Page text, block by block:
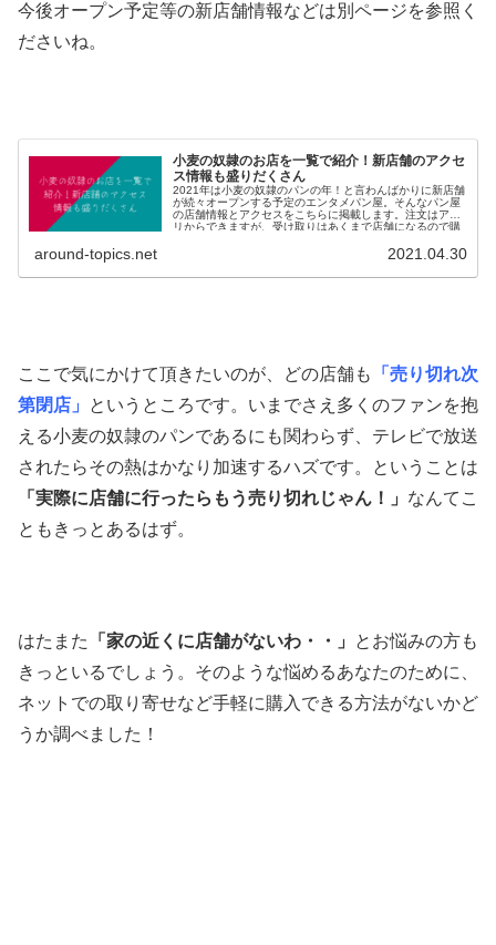
今後オープン予定等の新店舗情報などは別ページを参照く
ださいね。
小麦の奴隷のお店を一覧で紹介！新店舗のアクセ
ス情報も盛りだくさん
2021年は小麦の奴隷のパンの年！と言わんばかりに新店舗
が続々オープンする予定のエンタメパン屋。そんなパン屋
の店舗情報とアクセスをこちらに掲載します。注文はアプ
リからできますが、受け取りはあくまで店舗になるので購
around-topics.net 2021.04.30
ここで気にかけて頂きたいのが、どの店舗も
「売り切れ次
第閉店」
というところです。いまでさえ多くのファンを抱
える小麦の奴隷のパンであるにも関わらず、テレビで放送
されたらその熱はかなり加速するハズです。ということは
「実際に店舗に行ったらもう売り切れじゃん！」 なんてこ
ともきっとあるはず。
はたまた 「家の近くに店舗がないわ・・」
とお悩みの方も
きっといるでしょう。そのような悩めるあなたのために、
ネットでの取り寄せなど手軽に購入できる方法がないかど
うか調べました！